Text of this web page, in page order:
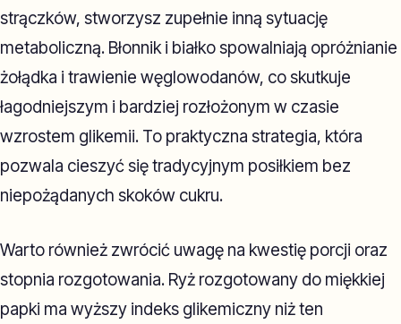
strączków, stworzysz zupełnie inną sytuację
metaboliczną. Błonnik i białko spowalniają opróżnianie
żołądka i trawienie węglowodanów, co skutkuje
łagodniejszym i bardziej rozłożonym w czasie
wzrostem glikemii. To praktyczna strategia, która
pozwala cieszyć się tradycyjnym posiłkiem bez
niepożądanych skoków cukru.
Warto również zwrócić uwagę na kwestię porcji oraz
stopnia rozgotowania. Ryż rozgotowany do miękkiej
papki ma wyższy indeks glikemiczny niż ten